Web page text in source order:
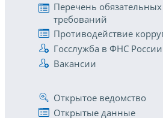
Перечень обязательных
требований
Противодействие
Госслужба в ФНС России
Вакансии
Открытое ведомство
Открытые данные